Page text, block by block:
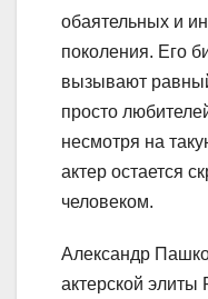
обаятельных и
поколения. Его
вызывают
просто
несмотря на
актер остается
человеком.
Александр
актерской элиты